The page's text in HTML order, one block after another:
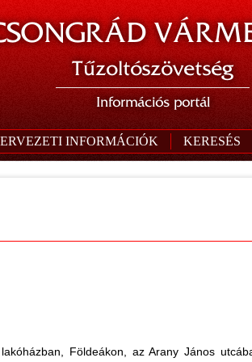
Tűzoltószövetség
Információs portál
INFORMÁCIÓK KERESÉS
Földeákon, az Arany János